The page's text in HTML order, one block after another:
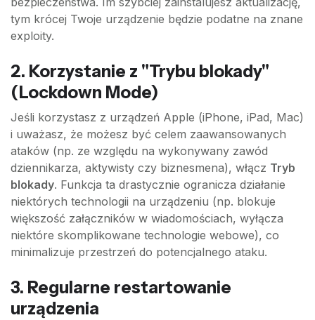
tym krócej Twoje urządzenie będzie podatne na znane
exploity.
2. Korzystanie z "Trybu blokady"
(Lockdown Mode)
Jeśli korzystasz z urządzeń Apple (iPhone, iPad, Mac)
i uważasz, że możesz być celem zaawansowanych
ataków (np. ze względu na wykonywany zawód
dziennikarza, aktywisty czy biznesmena), włącz Tryb
blokady. Funkcja ta drastycznie ogranicza działanie
niektórych technologii na urządzeniu (np. blokuje
większość załączników w wiadomościach, wyłącza
niektóre skomplikowane technologie webowe), co
minimalizuje przestrzeń do potencjalnego ataku.
3. Regularne restartowanie
urządzenia